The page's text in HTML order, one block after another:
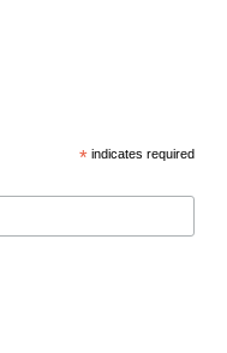
* indicates required